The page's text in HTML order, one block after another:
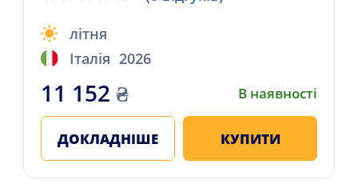
літня
Італія 2026
11 152 ₴ В наявності
ДОКЛАДНІШЕ КУПИТИ